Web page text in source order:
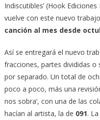
Indiscutibles’ (Hook
vuelve con este nuevo
canción al mes desde
Así se entregará el nuevo
fracciones, partes divididas
por separado. Un total de
poco a poco, más una
nos sobra’, con una de las
hacían al artista, la de 091.